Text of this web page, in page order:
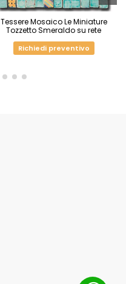
Tessere Mosaico Le Miniature
Tozzetto Smeraldo su rete
Richiedi preventivo